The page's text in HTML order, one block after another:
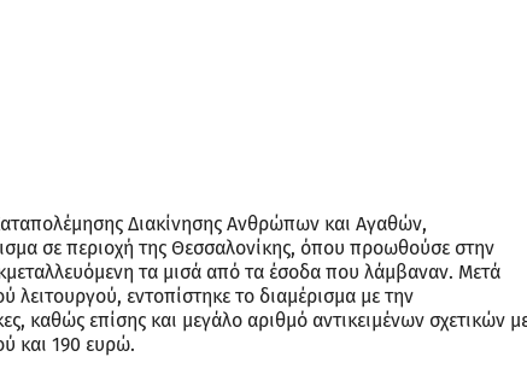
Διακίνησης Ανθρώπων και Αγαθών,
σε περιοχή της Θεσσαλονίκης, όπου προωθούσε στην
τα μισά από τα έσοδα που λάμβαναν. Μετά
λειτουργού, εντοπίστηκε το διαμέρισμα με την
καθώς επίσης και μεγάλο αριθμό αντικειμένων σχετικών
και 190 ευρώ.